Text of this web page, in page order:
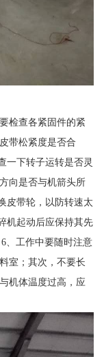
检查各紧固件的紧
带松紧度是否合
一下转子运转是否灵
向是否与机箭头所
皮带轮，以防转速太
机起动后应保持其先
、工作中要随时注意
室；其次，不要长
机体温度过高，应